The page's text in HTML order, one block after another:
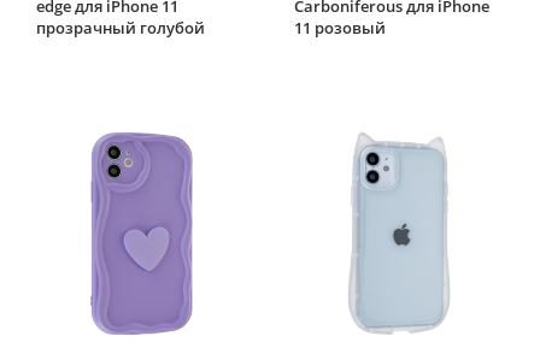
edge для iPhone 11
прозрачный голубой
Carboniferous для iPhone
11 розовый